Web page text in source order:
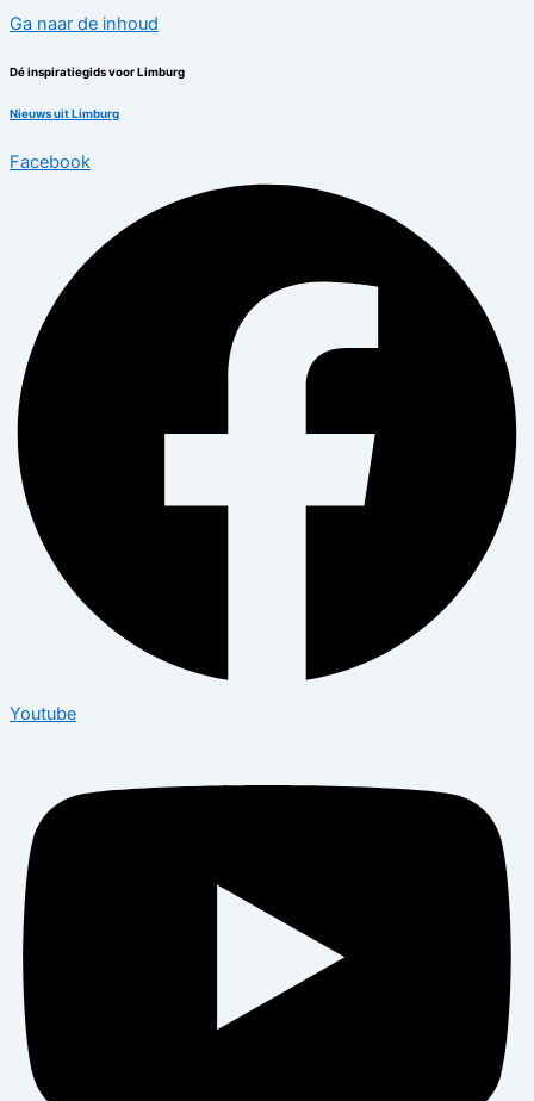
Ga naar de inhoud
Dé inspiratiegids voor Limburg
Nieuws uit Limburg
Facebook
Youtube